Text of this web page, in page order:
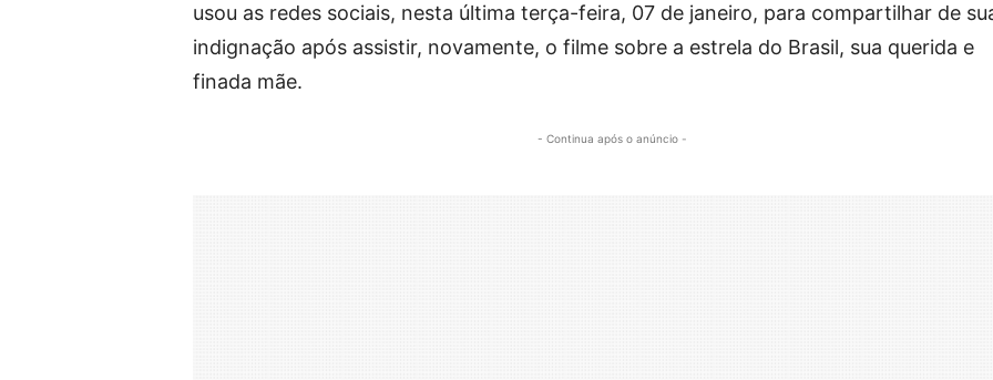
usou as redes sociais, nesta última terça-feira, 07 de janeiro, para compartilhar de
indignação após assistir, novamente, o filme sobre a estrela do Brasil, sua querida e
finada mãe.
- Continua após o anúncio -